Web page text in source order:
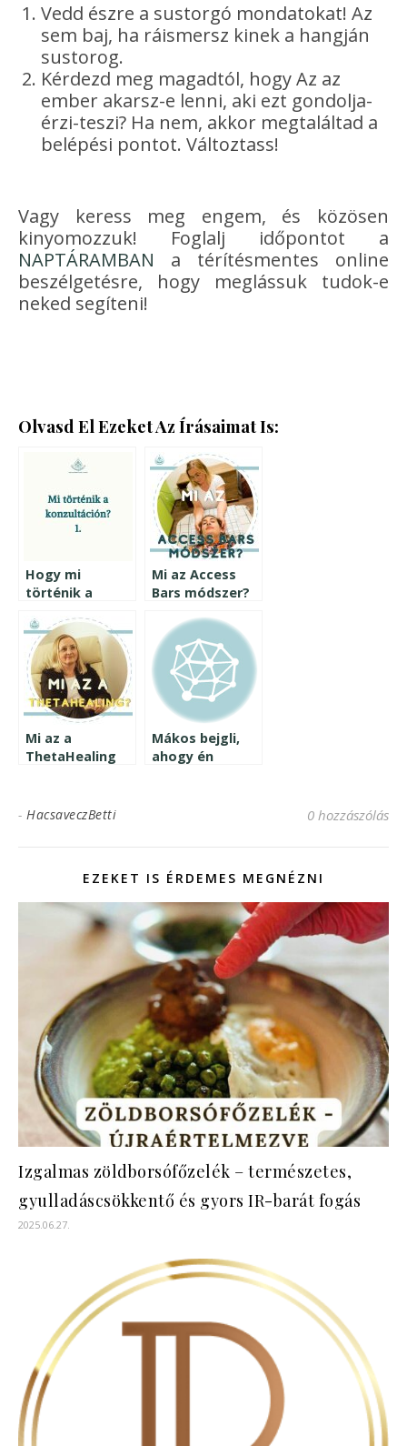
Vedd észre a sustorgó mondatokat! Az
sem baj, ha ráismersz kinek a hangján
sustorog.
Kérdezd meg magadtól, hogy Az az
ember akarsz-e lenni, aki ezt gondolja-
érzi-teszi? Ha nem, akkor megtaláltad a
belépési pontot. Változtass!
Vagy keress meg engem, és közösen
kinyomozzuk! Foglalj időpontot a
NAPTÁRAMBAN a térítésmentes online
beszélgetésre, hogy meglássuk tudok-e
neked segíteni!
Olvasd El Ezeket Az Írásaimat Is:
Hogy mi
történik a
probléma
megfogalmazása,
a cél kitűzése
és az eredmény
megvalósítása
között?
Mi az Access
Bars módszer?
Mi az a
ThetaHealing
Mákos bejgli,
ahogy én
- HacsaveczBetti 0 hozzászólás
EZEKET IS ÉRDEMES MEGNÉZNI
Izgalmas zöldborsófőzelék – természetes,
gyulladáscsökkentő és gyors IR-barát fogás
2025.06.27.